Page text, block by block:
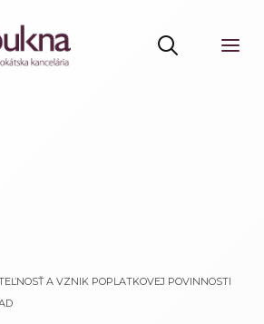
A VZNIK POPLATKOVEJ POVINNOSTI